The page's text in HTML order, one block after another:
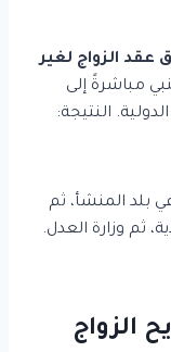
عقد الزواج لغير
مباشرةً إلى
النتيجة:
بلد المنشأ، ثم
ثم وزارة العدل.
الزواج